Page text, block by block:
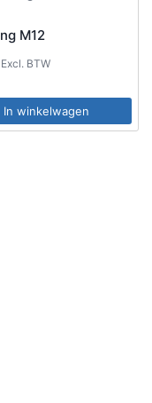
M12
Excl. BTW
In winkelwagen